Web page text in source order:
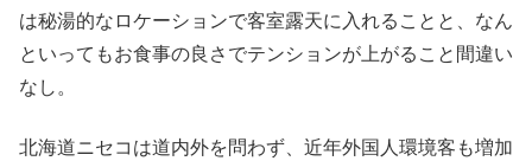
は秘湯的なロケーションで客室露天に入れることと、なん
といってもお食事の良さでテンションが上がること間違い
なし。
北海道ニセコは道内外を問わず、近年外国人環境客も増加